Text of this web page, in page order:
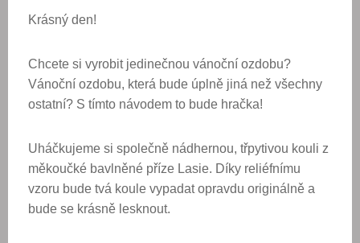
Krásný den!
Chcete si vyrobit jedinečnou vánoční ozdobu?
Vánoční ozdobu, která bude úplně jiná než všechny
ostatní? S tímto návodem to bude hračka!
Uháčkujeme si společně nádhernou, třpytivou kouli z
měkoučké bavlněné příze Lasie. Díky reliéfnímu
vzoru bude tvá koule vypadat opravdu originálně a
bude se krásně lesknout.